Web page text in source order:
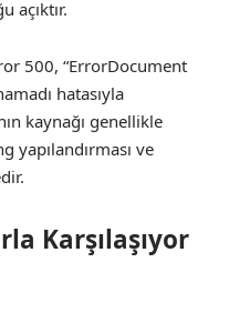
açıktır.
500, “ErrorDocument
hatasıyla
kaynağı genellikle
yapılandırması ve
Karşılaşıyor